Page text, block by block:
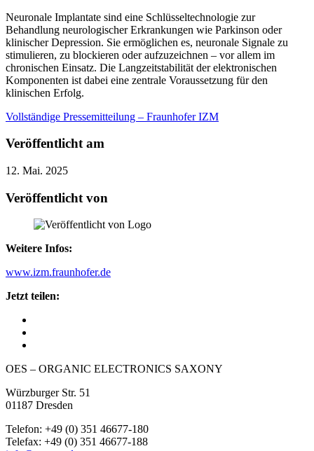
Neuronale Implantate sind eine Schlüsseltechnologie zur
Behandlung neurologischer Erkrankungen wie Parkinson oder
klinischer Depression. Sie ermöglichen es, neuronale Signale zu
stimulieren, zu blockieren oder aufzuzeichnen – vor allem im
chronischen Einsatz. Die Langzeitstabilität der elektronischen
Komponenten ist dabei eine zentrale Voraussetzung für den
klinischen Erfolg.
Vollständige Pressemitteilung – Fraunhofer IZM
Veröffentlicht am
12. Mai. 2025
Veröffentlicht von
Weitere Infos:
www.izm.fraunhofer.de
Jetzt teilen:
OES – ORGANIC ELECTRONICS SAXONY
Würzburger Str. 51
01187 Dresden
Telefon: +49 (0) 351 46677-180
Telefax: +49 (0) 351 46677-188